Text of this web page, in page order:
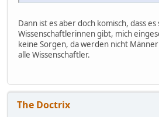
Dann ist es aber doch komisch, dass
Wissenschaftlerinnen gibt, mich
keine Sorgen, da werden nicht
alle Wissenschaftler.
The Doctrix